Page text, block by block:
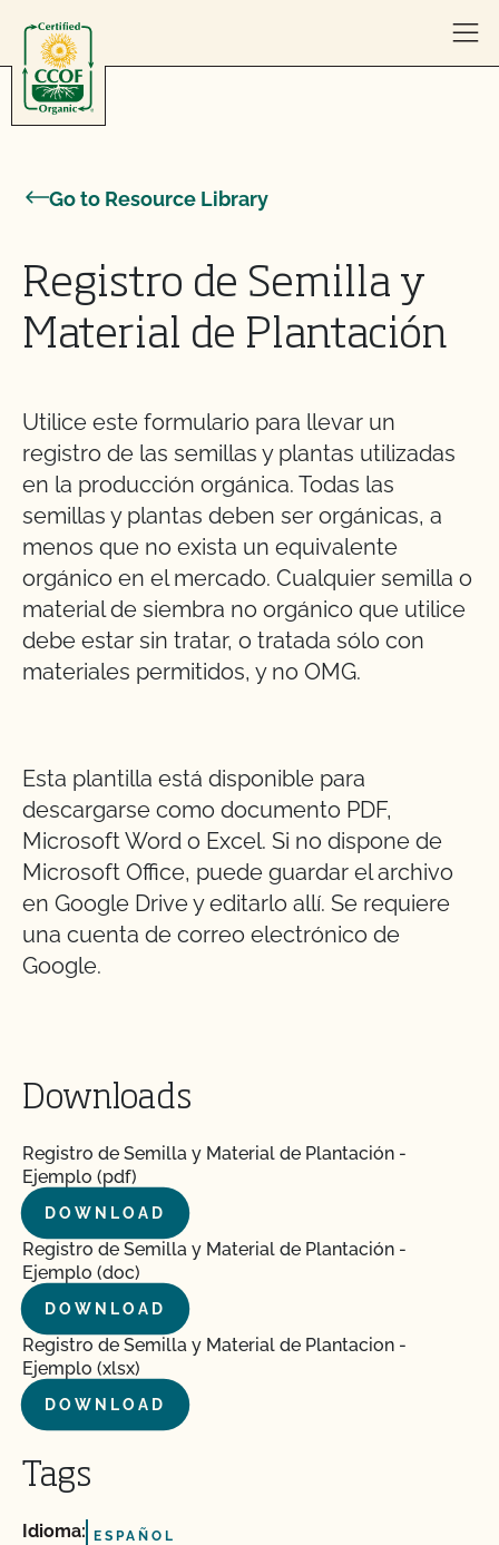
Go to Resource Library
Registro de Semilla y
Material de Plantación
Utilice este formulario para llevar un
registro de las semillas y plantas utilizadas
en la producción orgánica. Todas las
semillas y plantas deben ser orgánicas, a
menos que no exista un equivalente
orgánico en el mercado. Cualquier semilla o
material de siembra no orgánico que utilice
debe estar sin tratar, o tratada sólo con
materiales permitidos, y no OMG.
Esta plantilla está disponible para
descargarse como documento PDF,
Microsoft Word o Excel. Si no dispone de
Microsoft Office, puede guardar el archivo
en Google Drive y editarlo allí. Se requiere
una cuenta de correo electrónico de
Google.
Downloads
Registro de Semilla y Material de Plantación -
Ejemplo (pdf)
DOWNLOAD
Registro de Semilla y Material de Plantación -
Ejemplo (doc)
DOWNLOAD
Registro de Semilla y Material de Plantacion -
Ejemplo (xlsx)
DOWNLOAD
Tags
Idioma: ESPAÑOL